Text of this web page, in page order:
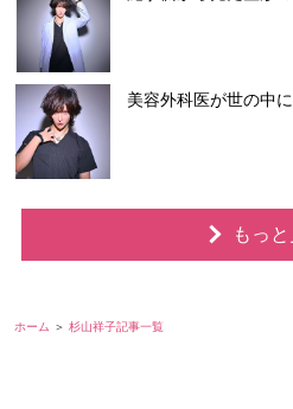
美容外科医が世の中
もっ
ホーム 杉山祥子記事一覧